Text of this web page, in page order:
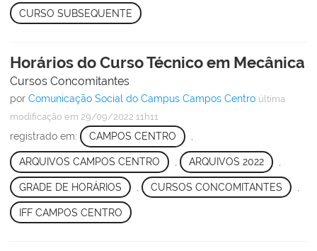
CURSO SUBSEQUENTE
Horários do Curso Técnico em Mecânica
Cursos Concomitantes
por Comunicação Social do Campus Campos Centro última
modificação em 29/09/2022 11h11
registrado em: CAMPOS CENTRO ,
ARQUIVOS CAMPOS CENTRO ARQUIVOS 2022
GRADE DE HORÁRIOS CURSOS CONCOMITANTES
IFF CAMPOS CENTRO